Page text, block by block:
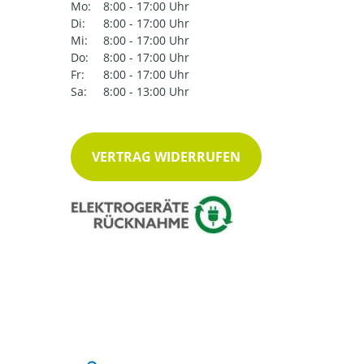
Mo:
8:00 - 17:00 Uhr
Di:
8:00 - 17:00 Uhr
Mi:
8:00 - 17:00 Uhr
Do:
8:00 - 17:00 Uhr
Fr:
8:00 - 17:00 Uhr
Sa:
8:00 - 13:00 Uhr
VERTRAG WIDERRUFEN